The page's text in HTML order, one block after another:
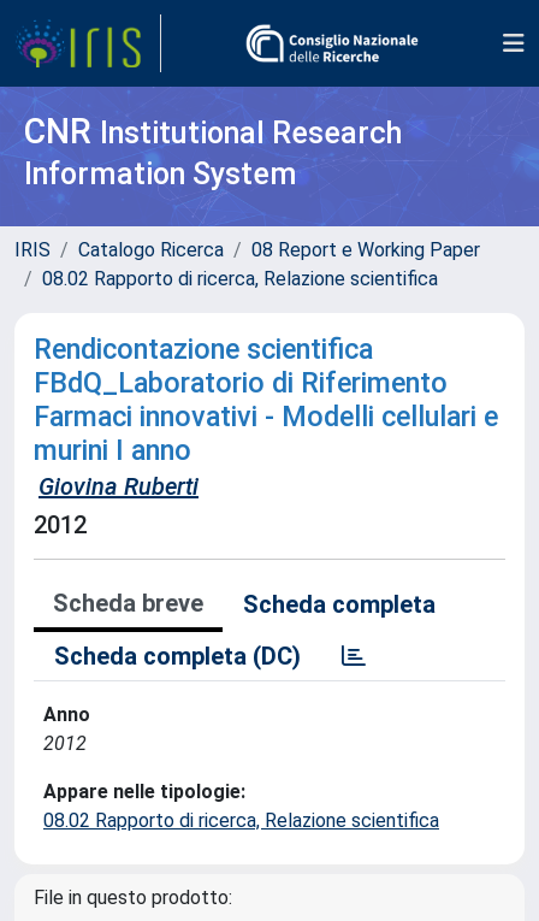
CNR Institutional Research
Information System
IRIS Catalogo Ricerca
08 Report e Working Paper
08.02 Rapporto di ricerca, Relazione scientifica
Rendicontazione scientifica
FBdQ_Laboratorio di Riferimento
Farmaci innovativi - Modelli cellulari e
murini I anno
Giovina Ruberti
2012
Scheda breve
Scheda completa
Scheda completa (DC)
Anno
2012
Appare nelle tipologie:
08.02 Rapporto di ricerca, Relazione scientifica
File in questo prodotto: